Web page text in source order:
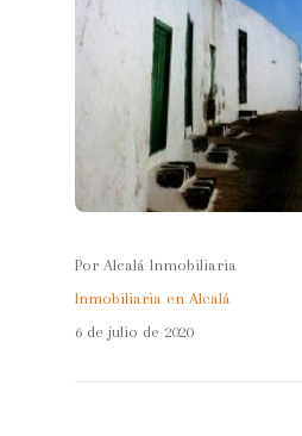
Por Alcalá Inmobiliaria
Inmobiliaria en Alcalá
6 de julio de 2020